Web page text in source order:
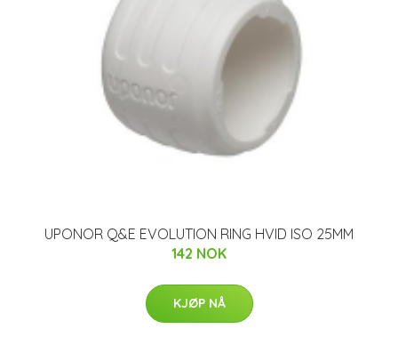
UPONOR Q&E EVOLUTION RING HVID ISO 25MM
142 NOK
KJØP NÅ